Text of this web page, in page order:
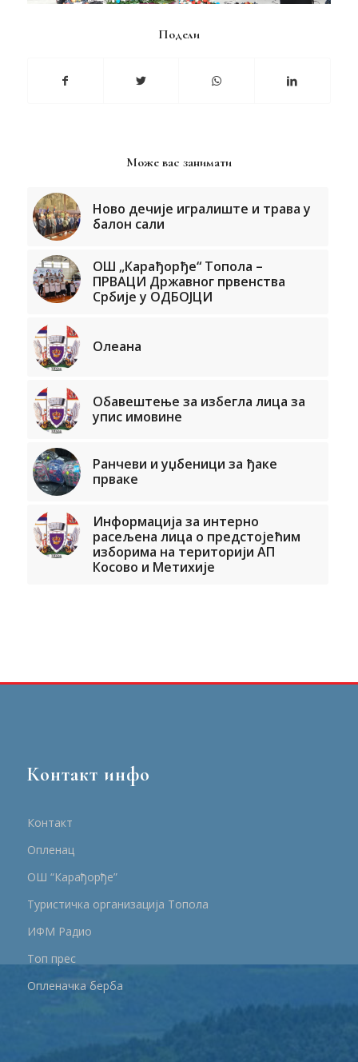
Подели
Може вас занимати
Ново дечије игралиште и трава у
балон сали
ОШ „Карађорђе“ Топола –
ПРВАЦИ Државног првенства
Србије у ОДБОЈЦИ
Олеана
Обавештење за избегла лица за
упис имовине
Ранчеви и уџбеници за ђаке
прваке
Информација за интерно
расељена лица о предстојећим
изборима на територији АП
Косово и Метихије
Контакт инфо
Контакт
Опленац
ОШ “Карађорђе”
Туристичка организација Топола
ИФМ Радио
Топ прес
Опленачка берба